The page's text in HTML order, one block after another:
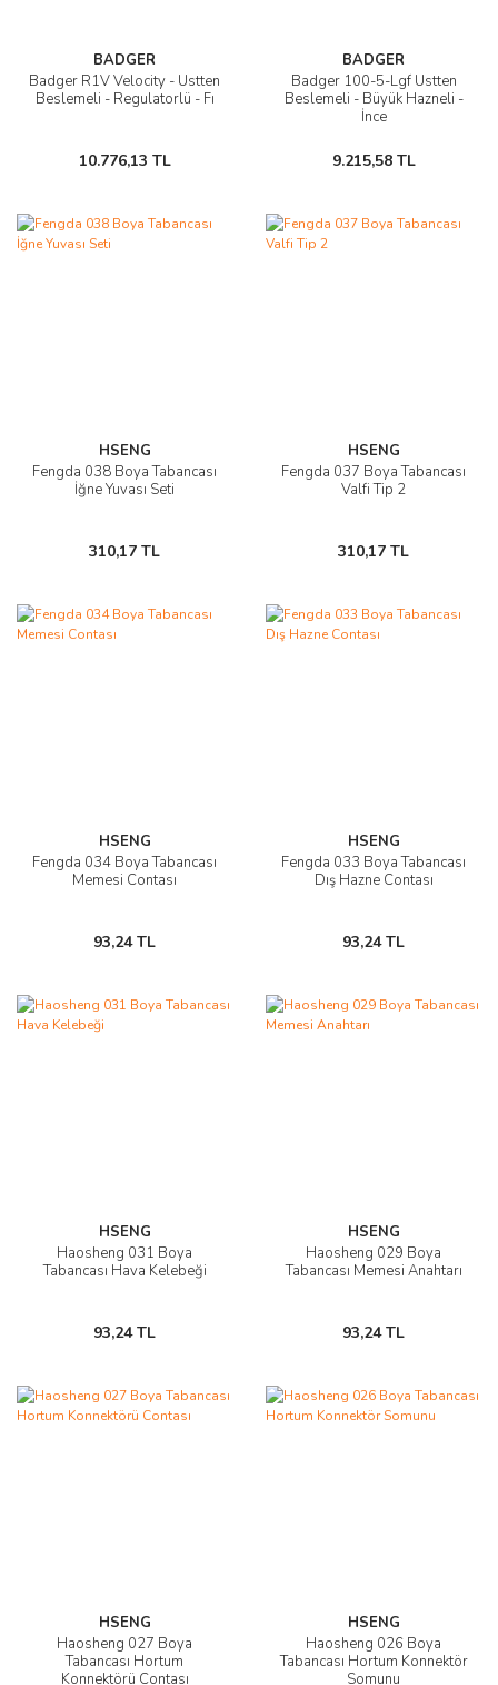
BADGER
Badger R1V Velocity - Üstten
Beslemeli - Regulatorlü - Fı
10.776,13 TL
BADGER
Badger 100-5-Lgf Üstten
Beslemeli - Büyük Hazneli -
İnce
9.215,58 TL
HSENG
Fengda 038 Boya Tabancası
İğne Yuvası Seti
310,17 TL
HSENG
Fengda 037 Boya Tabancası
Valfi Tip 2
310,17 TL
HSENG
Fengda 034 Boya Tabancası
Memesi Contası
93,24 TL
HSENG
Fengda 033 Boya Tabancası
Dış Hazne Contası
93,24 TL
HSENG
Haosheng 031 Boya
Tabancası Hava Kelebeği
93,24 TL
HSENG
Haosheng 029 Boya
Tabancası Memesi Anahtarı
93,24 TL
HSENG
Haosheng 027 Boya
Tabancası Hortum
Konnektörü Contası
HSENG
Haosheng 026 Boya
Tabancası Hortum Konnektör
Somunu